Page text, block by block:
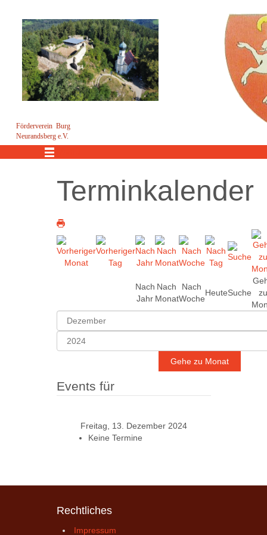
Förderverein Burg
Neurandsberg e.V.
Terminkalender
Nach
Jahr
Nach
Monat
Nach
Woche
HeuteSuche
zu
Gehe zu Monat
Events für
Freitag, 13. Dezember 2024
Keine Termine
Rechtliches
Impressum